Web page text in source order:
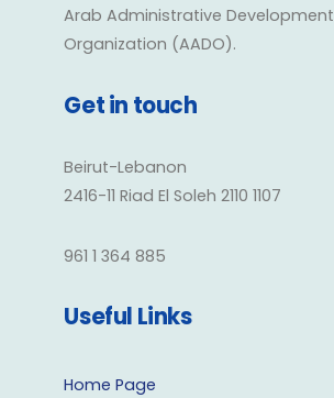
Arab Administrative Development
Organization (AADO).
Get in touch
Beirut-Lebanon
2416-11 Riad El Soleh 2110 1107
961 1 364 885
Useful Links
Home Page